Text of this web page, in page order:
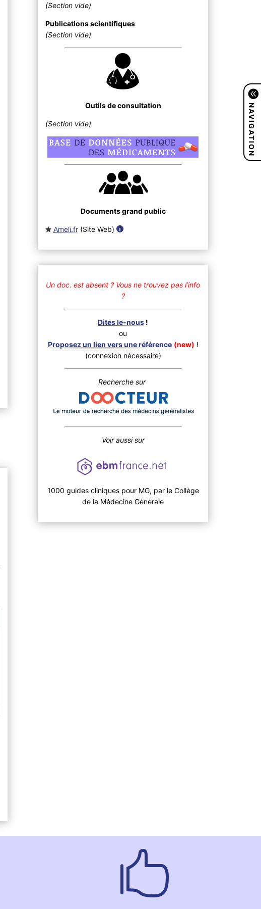
(Section vide)
Publications scientifiques
(Section vide)
Outils de consultation
(Section vide)
Documents grand public
Ameli.fr (Site Web)
Un doc. est absent ? Vous ne trouvez pas l’info
?
Dites le-nous !
ou
Proposez un lien vers une référence (new) !
(connexion nécessaire)
Recherche sur
Voir aussi sur
1000 guides cliniques pour MG, par le Collège
de la Médecine Générale
NAVIGATION